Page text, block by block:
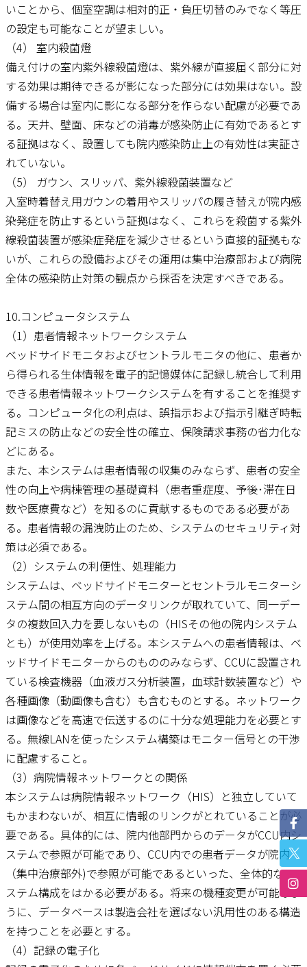
いことから、個室空調は相対的正・負圧切替のみでなく等圧
の設定も可能なことが望ましい。
（4） 室内殺菌燈
備え付けの室内紫外線殺菌燈は、紫外線が直接届く部分に対
する効果は期待できるが影になった部分には効果はない。設
備する場合は室内に影になる部分を作らない配慮が必要であ
る。天井、壁面、床などの消毒が感染防止に有効であるとす
る証拠はなく、設置しても院内感染防止上の有効性は実証さ
れていない。
（5） ガウン、スリッパ、紫外線殺菌装置など
入室時着替え用ガウンの着用やスリッパの履き替えが院内感
染発症を防止するという証拠はなく、これらを殺菌する紫外
線殺菌装置が感染症発症を減少させるという直接的証拠もな
いが、これらの設備およびその運用は集中治療部および病院
全体の感染防止対策の観点から採否を決定すべきである。
10.コンピュータシステム
（1）患者情報ネットワークシステム
ベッドサイドモニタおよびセントラルモニタの他に、患者か
ら得られる生体情報を電子的記憶媒体に記録し統合して利用
できる患者情報ネットワークシステムを有することを推奨す
る。コンピュータ化の利点は、誤指示および指示引継ぎ時転
記ミスの防止などの安全性の確立、保険請求事務の省力化な
どにある。
また、本システムは患者情報の収集のみならず、患者の安全
性の向上や病棟管理の基礎資料（患者重症度、予後･滞在日
数や医療費など）を知るのに貢献するものである必要があ
る。患者情報の漏洩防止のため、システムのセキュリティ対
策は必須である。
（2）システムの利便性、処理能力
システムは、ベッドサイドモニターとセントラルモニターシ
ステム間の相互方向のデータリンクが取れていて、同一デー
タの複数回入力を要しないもの（HISその他の院内システム
とも）が使用効率を上げる。本システムへの患者情報は、ベ
ッドサイドモニターからのもののみならず、CCUに設置され
ている検査機器（血液ガス分析装置，血球計数装置など）や
各種画像（動画像も含む）も含むものとする。ネットワーク
は画像などを高速で伝送するのに十分な処理能力を必要とす
る。無線LANを使ったシステム構築はモニター信号との干渉
に配慮すること。
（3）病院情報ネットワークとの関係
本システムは病院情報ネットワーク（HIS）と独立していて
もかまわないが、相互に情報のリンクがとれていることが必
要である。具体的には、院内他部門からのデータがCCU内シ
ステムで参照が可能であり、CCU内での患者データが院内
（集中治療部外)で参照が可能であるといった、全体的なシ
ステム構成をはかる必要がある。将来の機種変更が可能なよ
うに、データベースは製造会社を選ばない汎用性のある構造
を持つことを必要とする。
（4）記録の電子化